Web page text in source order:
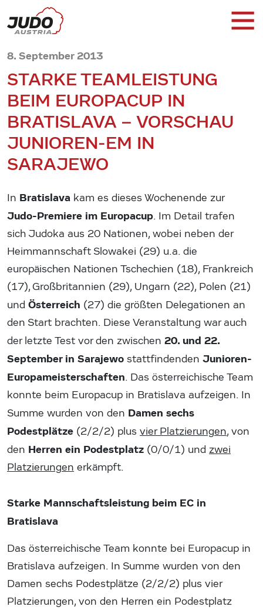
8. September 2013
STARKE TEAMLEISTUNG
BEIM EUROPACUP IN
BRATISLAVA – VORSCHAU
JUNIOREN-EM IN
SARAJEWO
In Bratislava kam es dieses Wochenende zur
Judo-Premiere im Europacup. Im Detail trafen
sich Judoka aus 20 Nationen, wobei neben der
Heimmannschaft Slowakei (29) u.a. die
europäischen Nationen Tschechien (18), Frankreich
(17), Großbritannien (29), Ungarn (22), Polen (21)
und Österreich (27) die größten Delegationen an
den Start brachten. Diese Veranstaltung war auch
der letzte Test vor den zwischen 20. und 22.
September in Sarajewo stattfindenden Junioren-
Europameisterschaften. Das österreichische Team
konnte beim Europacup in Bratislava aufzeigen. In
Summe wurden von den Damen sechs
Podestplätze (2/2/2) plus vier Platzierungen, von
den Herren ein Podestplatz (0/0/1) und zwei
Platzierungen erkämpft.
Starke Mannschaftsleistung beim EC in
Bratislava
Das österreichische Team konnte bei Europacup in
Bratislava aufzeigen. In Summe wurden von den
Damen sechs Podestplätze (2/2/2) plus vier
Platzierungen, von den Herren ein Podestplatz